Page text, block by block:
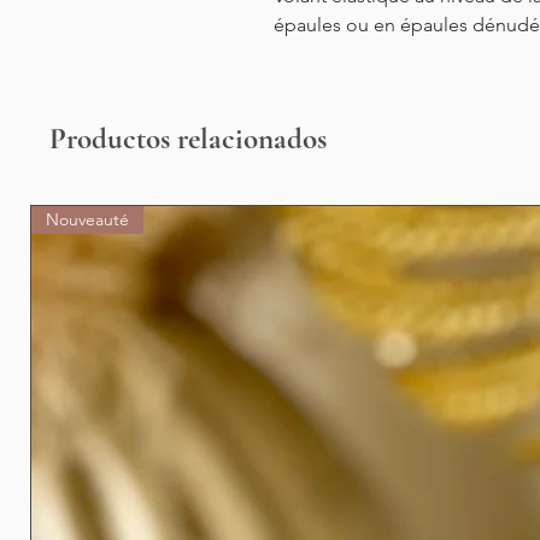
épaules ou en épaules
Productos relacionados
Nouveauté